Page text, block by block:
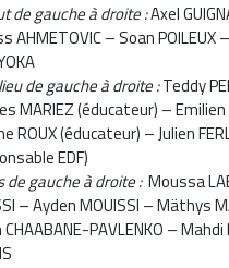
de gauche à droite :Axel
AHMETOVIC – Soan POILEUX
de gauche à droite :Teddy
MARIEZ (éducateur) –
ROUX (éducateur) – Julien
EDF)
de gauche à droite : Moussa
– Ayden MOUISSI – Mäthys
CHAABANE-PAVLENKO –